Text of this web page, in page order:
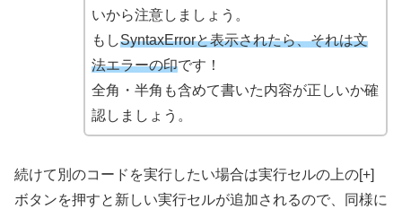
いから注意しましょう。
もしSyntaxErrorと表示されたら、それは文
法エラーの印です！
全角・半角も含めて書いた内容が正しいか確
認しましょう。
続けて別のコードを実行したい場合は実行セルの上の[+]
ボタンを押すと新しい実行セルが追加されるので、同様に